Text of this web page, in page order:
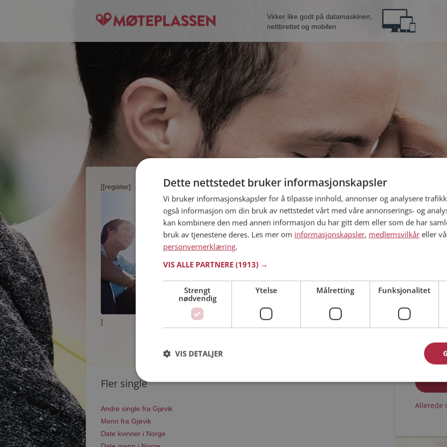
Virker like godt på datamaskinen,
nettbrettet og mobilen
[[register]
]
Fler single
Andre single fra Gjøvik
Menn fra Gjøvik
Date kvinner i Norge
Jeg er en:
Jeg
Jeg
Allerede
Dette nettstedet bruker informasjonskapsler
Vi bruker informasjonskapsler for å tilpasse innhold, annonser og analysere
også informasjon om din bruk av nettstedet vårt med våre annonserings- og
kan kombinere den med annen informasjon du har gitt dem eller som de har
bruk av tjenestene deres. Les mer om informasjonskapsler, medlemsvilkår eller
personvernerklæring.
VIS ALLE PARTNERE (1913) →
Strengt
nødvendig
Ytelse Målretting Funksjonalitet
VIS DETALJER